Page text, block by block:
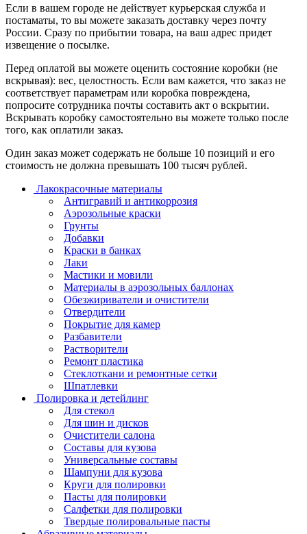
Если в вашем городе не действует курьерская служба и
постаматы, то вы можете заказать доставку через почту
России. Сразу по прибытии товара, на ваш адрес придет
извещение о посылке.
Перед оплатой вы можете оценить состояние коробки (не
вскрывая): вес, целостность. Если вам кажется, что заказ не
соответствует параметрам или коробка повреждена,
попросите сотрудника почты составить акт о вскрытии.
Вскрывать коробку самостоятельно вы можете только после
того, как оплатили заказ.
Один заказ может содержать не больше 10 позиций и его
стоимость не должна превышать 100 тысяч рублей.
Лакокрасочные материалы
Антигравий и антикоррозия
Аэрозольные краски
Грунты
Добавки
Краски в банках
Лаки
Мастики и мовили
Материалы в аэрозольных баллонах
Обезжириватели и очистители
Отвердители
Покрытие для камер
Разбавители
Растворители
Ремонт пластика
Стеклоткани и ремонтные сетки
Шпатлевки
Полировка и детейлинг
Для стекол
Для шин и дисков
Очистители салона
Составы для кузова
Универсальные составы
Шампуни для кузова
Круги для полировки
Пасты для полировки
Салфетки для полировки
Твердые полировальные пасты